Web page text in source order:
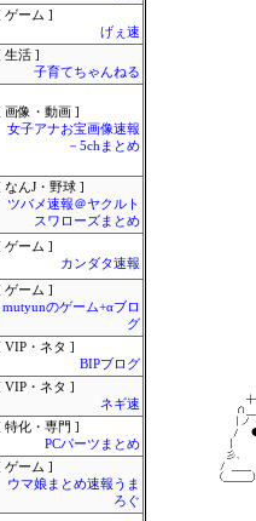
ゲーム ]
げぇ速
生活 ]
子育てちゃんねる
画像・動画 ]
女子アナお宝画像速報
－5chまとめ
なんJ・野球 ]
ツバメ速報＠ヤクルト
スワローズまとめ
ゲーム ]
カンダタ速報
ゲーム ]
mutyunのゲーム+αブロ
グ
VIP・ネタ ]
BIPブログ
VIP・ネタ ]
ネギ速
特化・専門 ]
PCパーツまとめ
ゲーム ]
ウマ娘まとめ速報うま
ろぐ